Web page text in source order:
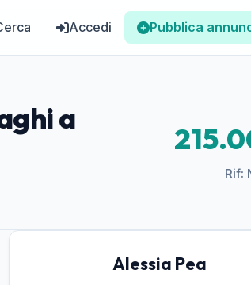
Accedi Pubblica
a
Rif:
Alessia Pea